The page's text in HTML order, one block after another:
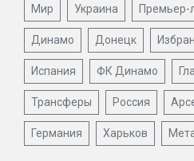
Мир Украина Премьер-
Динамо Донецк
Испания ФК Динамо
Трансферы Россия
Германия Харьков